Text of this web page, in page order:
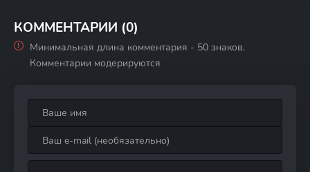
КОММЕНТАРИИ (0)
Минимальная длина комментария - 50 знаков.
Комментарии модерируются